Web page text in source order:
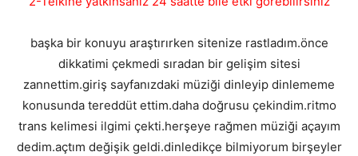
başka bir konuyu araştırırken sitenize rastladım.önce
dikkatimi çekmedi sıradan bir gelişim sitesi
zannettim.giriş sayfanızdaki müziği dinleyip dinlememe
konusunda tereddüt ettim.daha doğrusu çekindim.ritmo
trans kelimesi ilgimi çekti.herşeye rağmen müziği açayım
dedim.açtım değişik geldi.dinledikçe bilmiyorum birşeyler